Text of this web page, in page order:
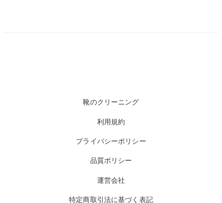
靴のクリーニング
利用規約
プライバシーポリシー
品質ポリシー
運営会社
特定商取引法に基づく表記